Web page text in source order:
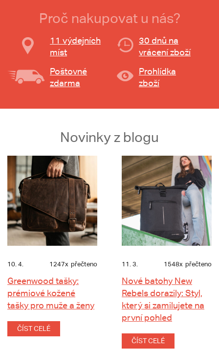
Proč nakupovat u nás?
11 výdejních
míst
30 dnů na
vrácení zboží
Poštovné
zdarma
Prohlídka
zboží
Novinky z blogu
10. 4. 1247x přečteno
Greenwood tašky:
prémiové kožené
tašky pro muže a ženy
ČÍST CELÉ
11. 3. 1548x přečteno
Nové batohy New
Rebels dorazily: Styl,
který si zamilujete na
první pohled
ČÍST CELÉ